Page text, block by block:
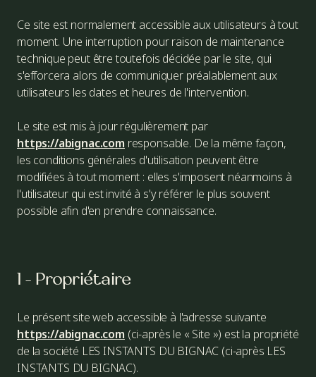
Ce site est normalement accessible aux utilisateurs à tout
moment. Une interruption pour raison de maintenance
technique peut être toutefois décidée par le site, qui
s'efforcera alors de communiquer préalablement aux
utilisateurs les dates et heures de l'intervention.
Le site est mis à jour régulièrement par
https://abignac.com responsable. De la même façon,
les conditions générales d'utilisation peuvent être
modifiées à tout moment : elles s'imposent néanmoins à
l'utilisateur qui est invité à s'y référer le plus souvent
possible afin d'en prendre connaissance.
1 - Propriétaire
Le présent site web accessible à l'adresse suivante
https://abignac.com (ci-après le « Site ») est la propriété
de la société LES INSTANTS DU BIGNAC (ci-après LES
INSTANTS DU BIGNAC).